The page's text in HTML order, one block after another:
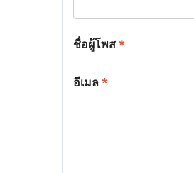
ชื่อผู้โพส*
อีเมล*